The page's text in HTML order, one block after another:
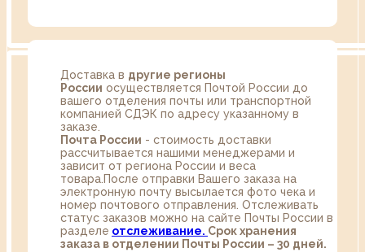
Доставка в другие регионы
России осуществляется Почтой России до
вашего отделения почты или транспортной
компанией СДЭК по адресу указанному в
заказе.
Почта России - стоимость доставки
рассчитывается нашими менеджерами и
зависит от региона России и веса
товара.После отправки Вашего заказа на
электронную почту высылается фото чека и
номер почтового отправления. Отслеживать
статус заказов можно на сайте Почты России в
разделе oтслеживание. Срок хранения
заказа в отделении Почты России – 30 дней.